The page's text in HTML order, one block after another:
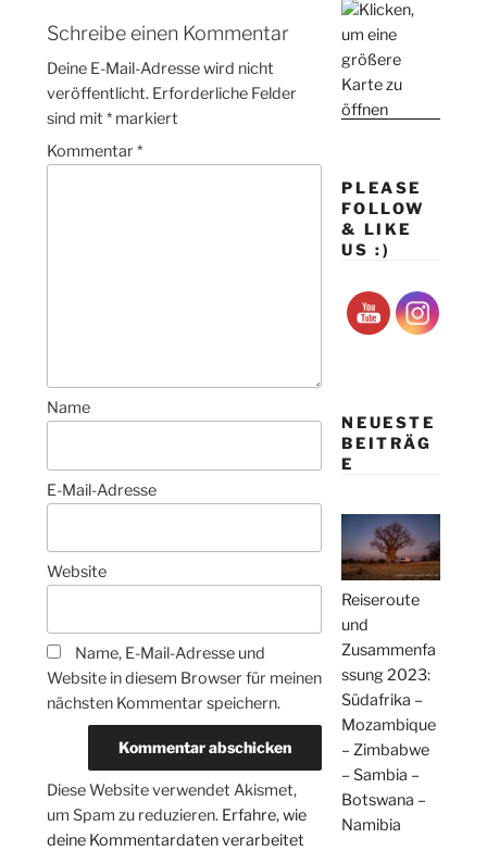
Schreibe einen Kommentar
Deine E-Mail-Adresse wird nicht
veröffentlicht. Erforderliche Felder
sind mit* markiert
Kommentar*
Name
E-Mail-Adresse
Website
Name, E-Mail-Adresse und
Website in diesem Browser für meinen
nächsten Kommentar speichern.
Diese Website verwendet Akismet,
um Spam zu reduzieren. Erfahre, wie
deine Kommentardaten verarbeitet
PLEASE
FOLLOW
& LIKE
US :)
NEUESTE
BEITRÄG
E
Reiseroute
und
Zusammenfa
ssung 2023:
Südafrika –
Mozambique
– Zimbabwe
– Sambia –
Botswana –
Namibia